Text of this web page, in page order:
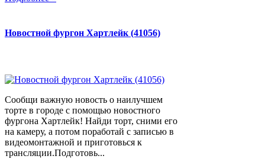
Новостной фургон Хартлейк (41056)
Сообщи важную новость о наилучшем
торте в городе с помощью новостного
фургона Хартлейк! Найди торт, сними его
на камеру, а потом поработай с записью в
видеомонтажной и приготовься к
трансляции.Подготовь...